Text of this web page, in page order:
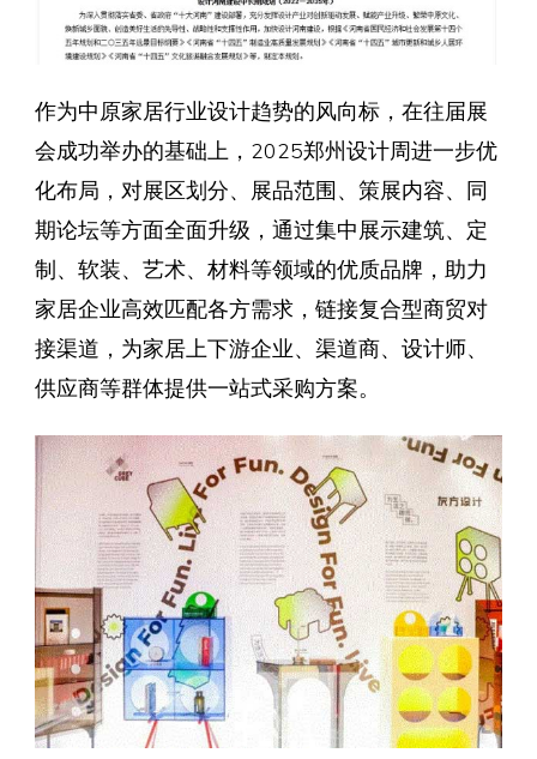
作为中原家居行业设计趋势的风向标，在往届展
会成功举办的基础上，2025郑州设计周进一步优
化布局，对展区划分、展品范围、策展内容、同
期论坛等方面全面升级，通过集中展示建筑、定
制、软装、艺术、材料等领域的优质品牌，助力
家居企业高效匹配各方需求，链接复合型商贸对
接渠道，为家居上下游企业、渠道商、设计师、
供应商等群体提供一站式采购方案。